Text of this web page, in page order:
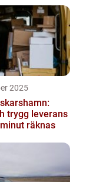
2025
trygg leverans
räknas